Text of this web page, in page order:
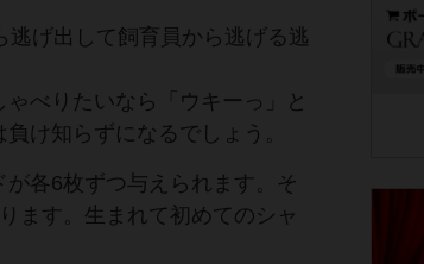
げ出して飼育員から逃げる逃
べりたいなら「ウキーっ」と
け知らずになるでしょう。
各6枚ずつ与えられます。そ
ます。生まれて初めてのシャ